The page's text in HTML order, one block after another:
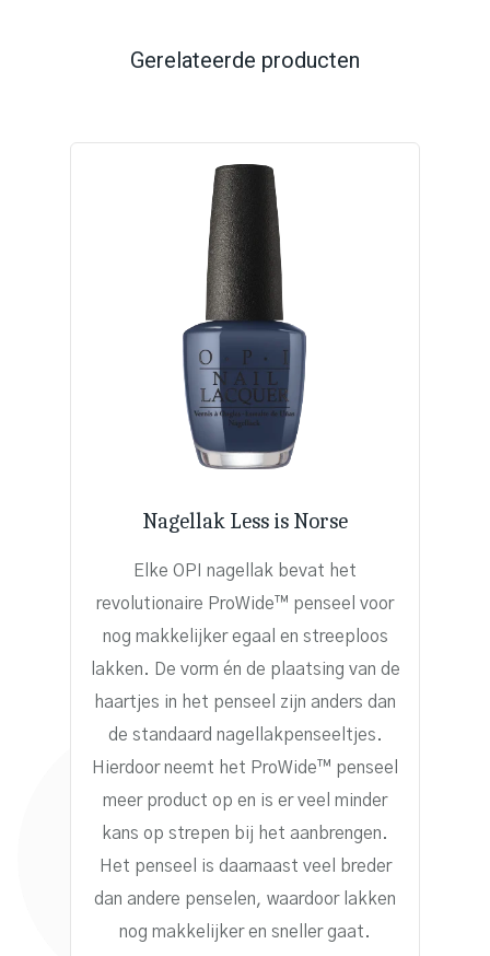
Gerelateerde producten
Nagellak Less is Norse
Elke OPI nagellak bevat het
revolutionaire ProWide™ penseel voor
nog makkelijker egaal en streeploos
lakken. De vorm én de plaatsing van de
haartjes in het penseel zijn anders dan
de standaard nagellakpenseeltjes.
Hierdoor neemt het ProWide™ penseel
meer product op en is er veel minder
kans op strepen bij het aanbrengen.
Het penseel is daarnaast veel breder
dan andere penselen, waardoor lakken
nog makkelijker en sneller gaat.